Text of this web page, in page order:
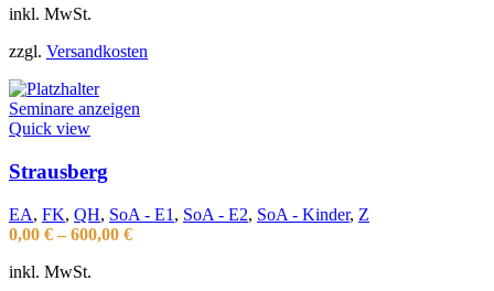
inkl. MwSt.
zzgl. Versandkosten
Seminare anzeigen
Quick view
Strausberg
EA, FK, QH, SoA - E1 , SoA - E2, SoA - Kinder, Z
0,00 € – 600,00 €
inkl. MwSt.